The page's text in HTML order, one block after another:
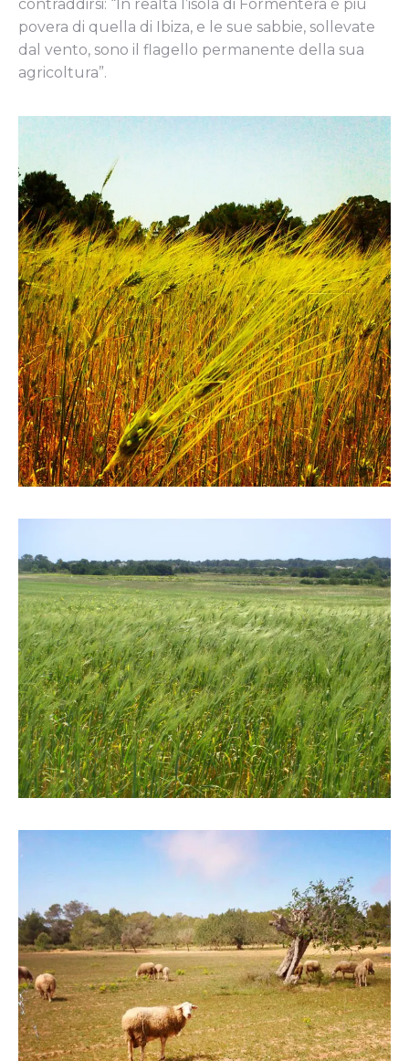
contraddirsi: “In realtà l’isola di Formentera è più
povera di quella di Ibiza, e le sue sabbie, sollevate
dal vento, sono il flagello permanente della sua
agricoltura”.